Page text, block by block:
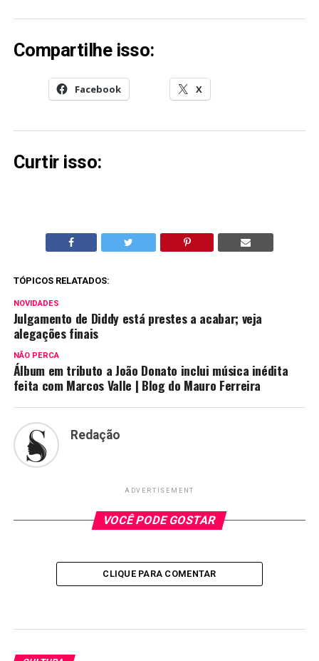
Compartilhe isso:
Facebook X
Curtir isso:
TÓPICOS RELATADOS:
NOVIDADES
Julgamento de Diddy está prestes a acabar; veja
alegações finais
NÃO PERCA
Álbum em tributo a João Donato inclui música inédita
feita com Marcos Valle | Blog do Mauro Ferreira
Redação
ADVERTISEMENT
VOCÊ PODE GOSTAR
CLIQUE PARA COMENTAR